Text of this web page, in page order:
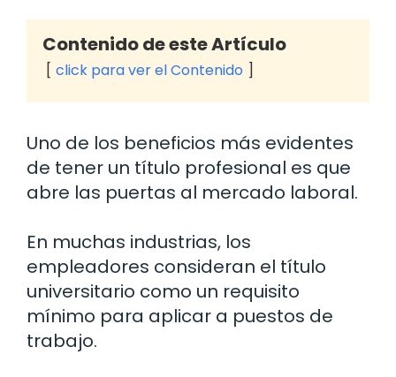
Contenido de este Artículo
click para ver el Contenido
Uno de los beneficios más evidentes
de tener un título profesional es que
abre las puertas al mercado laboral.
En muchas industrias, los
empleadores consideran el título
universitario como un requisito
mínimo para aplicar a puestos de
trabajo.